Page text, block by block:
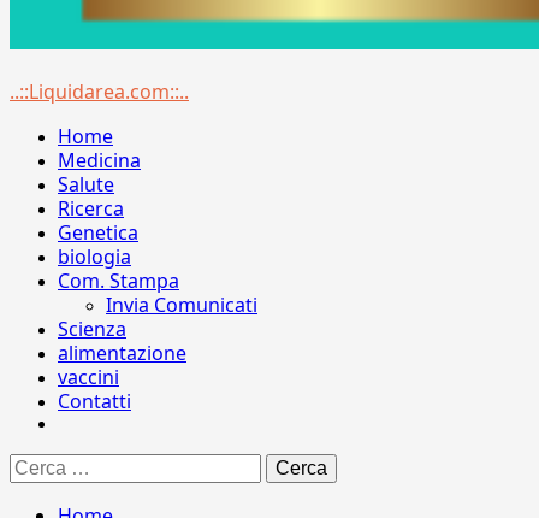
Menu
..::Liquidarea.com::..
Home
Medicina
Salute
Ricerca
Genetica
biologia
Com. Stampa
Invia Comunicati
Scienza
alimentazione
vaccini
Contatti
Ricerca
per: